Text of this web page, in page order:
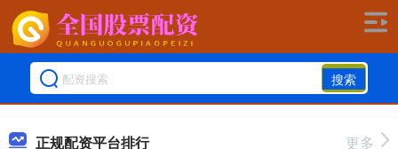
搜索
正规配资平台排行 更多